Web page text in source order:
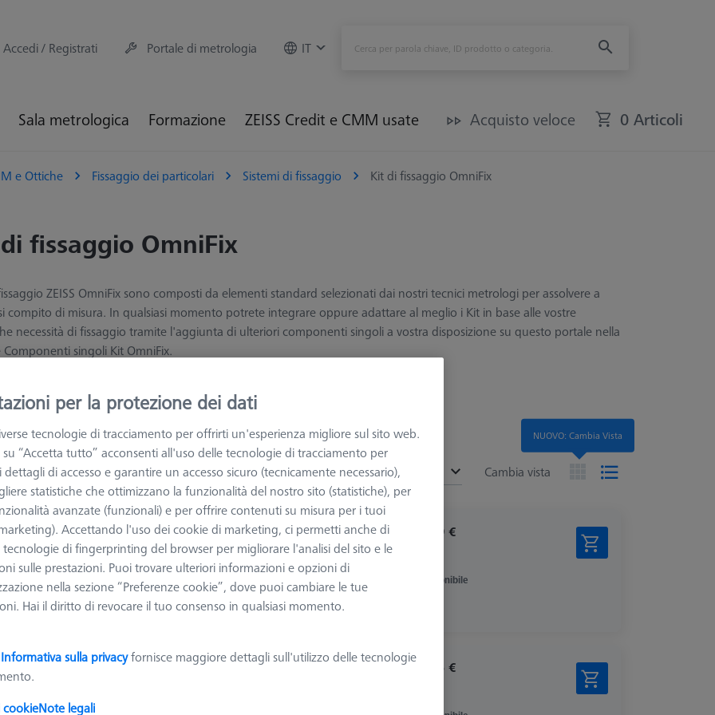
Accedi / Registrati Portale di metrologia IT
Sala metrologica Formazione ZEISS Credit e CMM usate Acquisto veloce 0 Articoli
e Ottiche Fissaggio dei particolari Sistemi di fissaggio Kit di fissaggio OmniFix
fissaggio OmniFix
ZEISS OmniFix sono composti da elementi standard selezionati dai nostri tecnici metrologi per assolvere a
compito di misura. In qualsiasi momento potrete integrare oppure adattare al meglio i Kit in base alle vostre
necessità di fissaggio tramite l'aggiunta di ulteriori componenti singoli a vostra disposizione su questo portale nella
Componenti singoli Kit OmniFix.
informazioni su Kit di fissaggio OmniFix
Cambia vista
Ordinare
Recommended
Kit di connessione piccolo - AF25
626109-9610-067
408,99 €
Disponibile
Bullone con filettatura - M6, AF25, 10
000000-0481-234
129,95 €
NUOVO: Cambia Vista
per la protezione dei dati
tecnologie di tracciamento per offrirti un'esperienza migliore sul sito web.
su “Accetta tutto” acconsenti all'uso delle tecnologie di tracciamento per
dettagli di accesso e garantire un accesso sicuro (tecnicamente necessario),
statistiche che ottimizzano la funzionalità del nostro sito (statistiche), per
avanzate (funzionali) e per offrire contenuti su misura per i tuoi
Accettando l'uso dei cookie di marketing, ci permetti anche di
tecnologie di fingerprinting del browser per migliorare l'analisi del sito e le
sulle prestazioni. Puoi trovare ulteriori informazioni e opzioni di
nella sezione “Preferenze cookie”, dove puoi cambiare le tue
Hai il diritto di revocare il tuo consenso in qualsiasi momento.
Informativa sulla privacyfornisce maggiore dettagli sull'utilizzo delle tecnologie
cookieNote legali